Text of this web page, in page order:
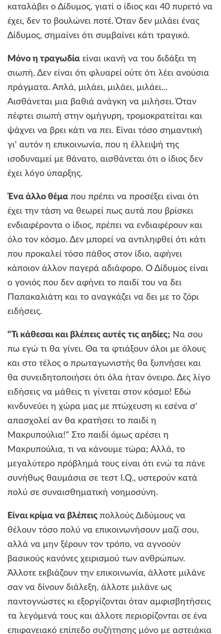
καταλάβει ο Δίδυμος, γιατί ο ίδιος και 40 πυρετό να
έχει, δεν το βουλώνει ποτέ. Όταν δεν μιλάει ένας
Δίδυμος, σημαίνει ότι συμβαίνει κάτι τραγικό.
Μόνο η τραγωδία είναι ικανή να του διδάξει τη
σιωπή. Δεν είναι ότι φλυαρεί ούτε ότι λέει ανούσια
πράγματα. Απλά, μιλάει, μιλάει, μιλάει...
Αισθάνεται μια βαθιά ανάγκη να μιλήσει. Όταν
πέφτει σιωπή στην ομήγυρη, τρομοκρατείται και
ψάχνει να βρει κάτι να πει. Είναι τόσο σημαντική
γι' αυτόν η επικοινωνία, που η έλλειψή της
ισοδυναμεί με θάνατο, αισθάνεται ότι ο ίδιος δεν
έχει λόγο ύπαρξης.
Ένα άλλο θέμα που πρέπει να προσέξει είναι ότι
έχει την τάση να θεωρεί πως αυτά που βρίσκει
ενδιαφέροντα ο ίδιος, πρέπει να ενδιαφέρουν και
όλο τον κόσμο. Δεν μπορεί να αντιληφθεί ότι κάτι
που προκαλεί τόσο πάθος στον ίδιο, αφήνει
κάποιον άλλον παγερά αδιάφορο. Ο Δίδυμος είναι
ο γονιός που δεν αφήνει το παιδί του να δει
Παπακαλιάτη και το αναγκάζει να δει με το ζόρι
ειδήσεις.
"Τι κάθεσαι και βλέπεις αυτές τις αηδίες; Να σου
πω εγώ τι θα γίνει. Θα τα φτιάξουν όλοι με όλους
και στο τέλος ο πρωταγωνιστής θα ξυπνήσει και
θα συνειδητοποιήσει ότι όλα ήταν όνειρο. Δες λίγο
ειδήσεις να μάθεις τι γίνεται στον κόσμο! Εδώ
κινδυνεύει η χώρα μας με πτώχευση κι εσένα σ'
απασχολεί αν θα κρατήσει το παιδί η
Μακρυπούλια!" Στο παιδί όμως αρέσει η
Μακρυπούλια, τι να κάνουμε τώρα; Αλλά, το
μεγαλύτερο πρόβλημά τους είναι ότι ενώ τα πάνε
συνήθως θαυμάσια σε τεστ I.Q., υστερούν κατά
πολύ σε συναισθηματική νοημοσύνη.
Είναι κρίμα να βλέπεις πολλούς Διδύμους να
θέλουν τόσο πολύ να επικοινωνήσουν μαζί σου,
αλλά να μην ξέρουν τον τρόπο, να αγνοούν
βασικούς κανόνες χειρισμού των ανθρώπων.
Άλλοτε εκβιάζουν την επικοινωνία, άλλοτε μιλάνε
σαν να δίνουν διάλεξη, άλλοτε μιλάνε ως
παντογνώστες κι εξοργίζονται όταν αμφισβητήσεις
τα λεγόμενά τους και άλλοτε περιορίζονται σε ένα
επιφανειακό επίπεδο συζήτησης μόνο με αστειάκια